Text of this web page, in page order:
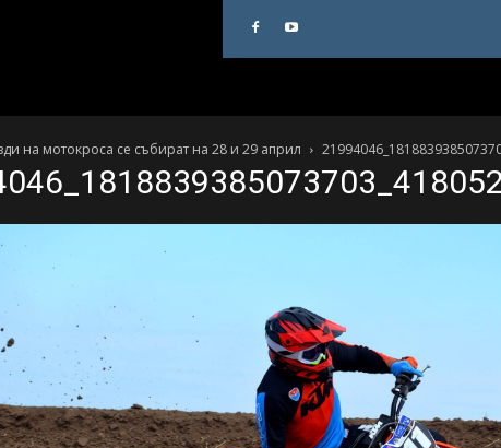
на мотокроса се събират на 28 и 29 април